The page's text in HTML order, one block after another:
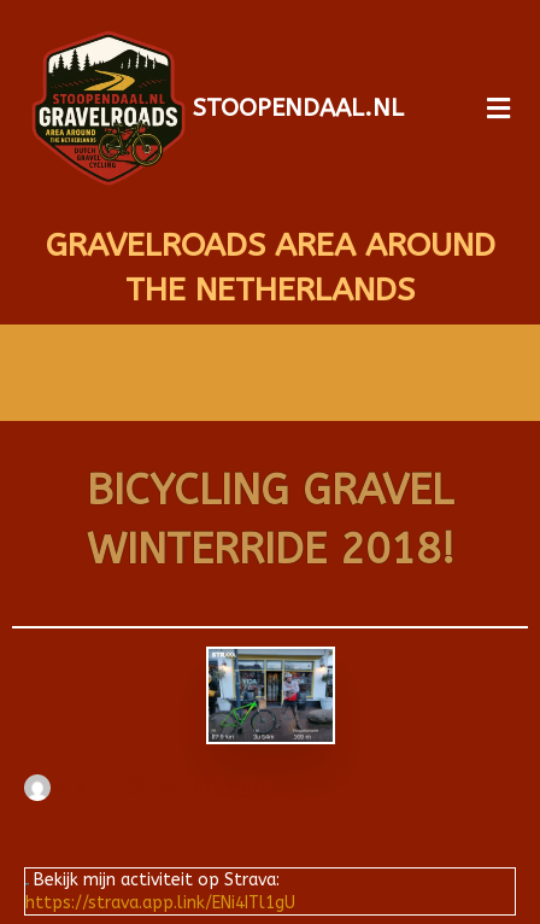
STOOPENDAAL.NL
GRAVELROADS AREA AROUND
THE NETHERLANDS
BICYCLING GRAVEL
WINTERRIDE 2018!
Bekijk mijn activiteit op Strava:
https://strava.app.link/ENi4ITl1gU